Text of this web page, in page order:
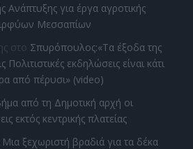
Ανάπτυξης για έργα αγροτικής
Μεσσαπίων
στο Σπυρόπουλος:«Τα έξοδα της
Πολιτιστικές εκδηλώσεις είναι κάτι
από πέρυσι» (video)
από τη Δημοτική αρχή οι
εκτός κεντρικής πλατείας
ξεχωριστή βραδιά για τα δέκα